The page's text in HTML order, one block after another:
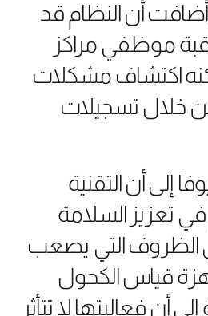
أن النظام قد
موظفي مراكز
اكتشاف مشكلات
من خلال تسجيلات
إلى أن التقنية
تعزيز السلامة
الظروف التي يصعب
قياس الكحول
أن فعاليتها لا تتأثر